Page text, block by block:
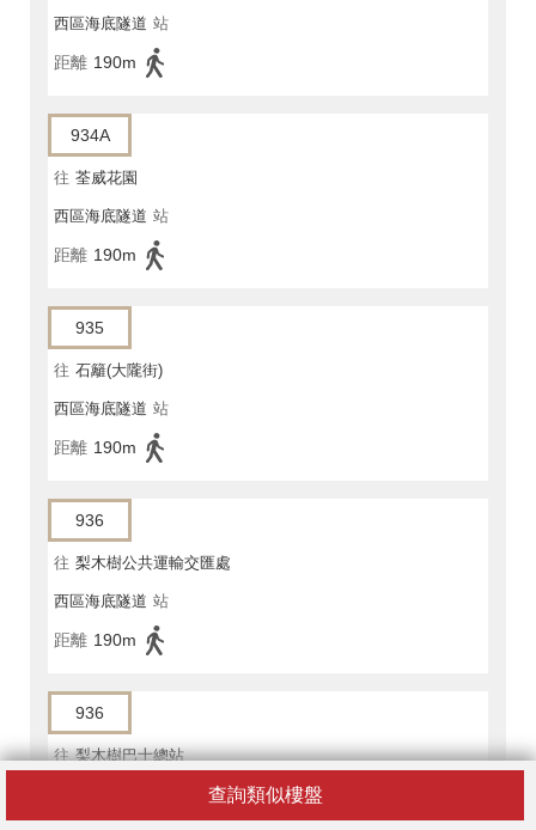
查詢類似樓盤
西區海底隧道 站
距離 190m
934A
往 荃威花園
西區海底隧道 站
距離 190m
935
往 石籬(大隴街)
西區海底隧道 站
距離 190m
936
往 梨木樹公共運輸交匯處
西區海底隧道 站
距離 190m
936
往 梨木樹巴士總站